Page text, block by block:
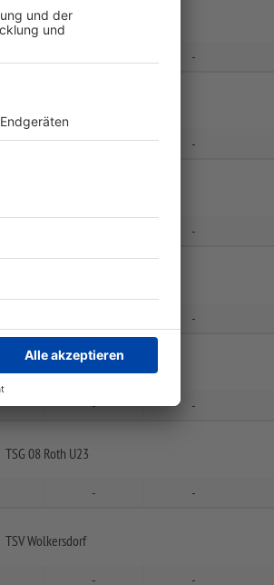
TV 48 Schwabach
-
- -
-
-
TSV Rittersbach
- -
TSG 08 Roth U23
- -
TSV Wolkersdorf
- -